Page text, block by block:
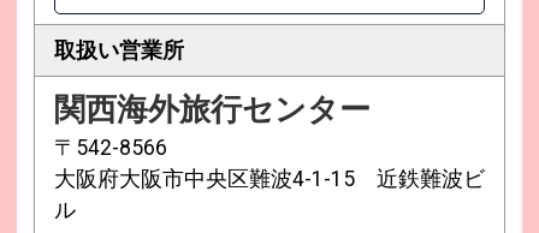
取扱い営業所
関西海外旅行センター
〒542-8566
大阪府大阪市中央区難波4-1-15 近鉄難波ビ
ル